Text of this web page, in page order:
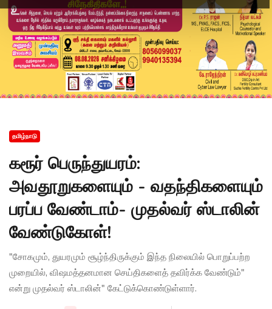
தமிழ்நாடு
கரூர் பெருந்துயரம்:
அவதூறுகளையும் - வதந்திகளையும்
பரப்ப வேண்டாம்- முதல்வர் ஸ்டாலின்
வேண்டுகோள்!
"சோகமும், துயரமும் சூழ்ந்திருக்கும் இந்த நிலையில் பொறுப்பற்ற
முறையில், விஷமத்தனமான செய்திகளைத் தவிர்க்க வேண்டும்"
என்று முதல்வர் ஸ்டாலின்" கேட்டுக்கொண்டுள்ளார்.